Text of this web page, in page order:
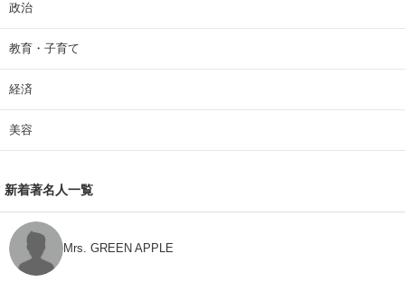
政治
教育・子育て
経済
美容
新着著名人一覧
Mrs. GREEN APPLE